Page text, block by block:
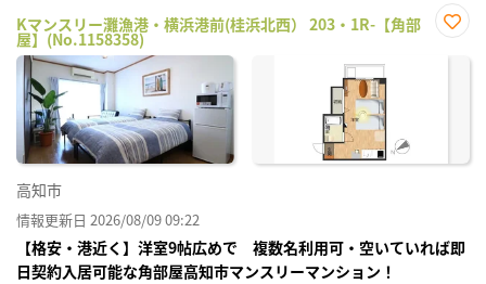
Kマンスリー灘漁港・横浜港前(桂浜北西） 203・1R-【角部
屋】(No.1158358)
に入
高知市
情報更新日 2026/08/09 09:22
【格安・港近く】洋室9帖広めで 複数名利用可・空いていれば即
日契約入居可能な角部屋高知市マンスリーマンション！